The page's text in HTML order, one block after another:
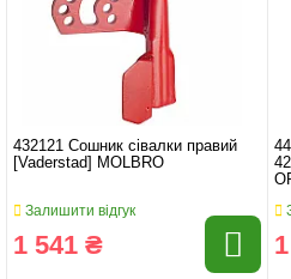
432121 Сошник сівалки правий
[Vaderstad] MOLBRO
Залишити відгук
1 541 ₴